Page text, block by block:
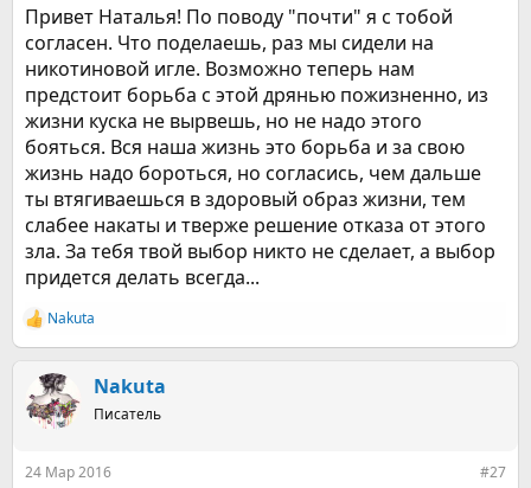
Привет Наталья! По поводу "почти" я с тобой
согласен. Что поделаешь, раз мы сидели на
никотиновой игле. Возможно теперь нам
предстоит борьба с этой дрянью пожизненно, из
жизни куска не вырвешь, но не надо этого
бояться. Вся наша жизнь это борьба и за свою
жизнь надо бороться, но согласись, чем дальше
ты втягиваешься в здоровый образ жизни, тем
слабее накаты и тверже решение отказа от этого
зла. За тебя твой выбор никто не сделает, а выбор
придется делать всегда...
Р
е
ц
и
Nakuta
Nakuta
Писатель
24 Мар 2016 #27